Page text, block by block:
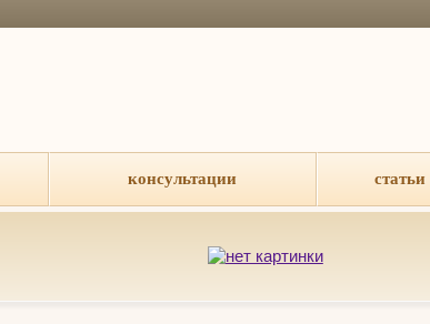
консультации статьи